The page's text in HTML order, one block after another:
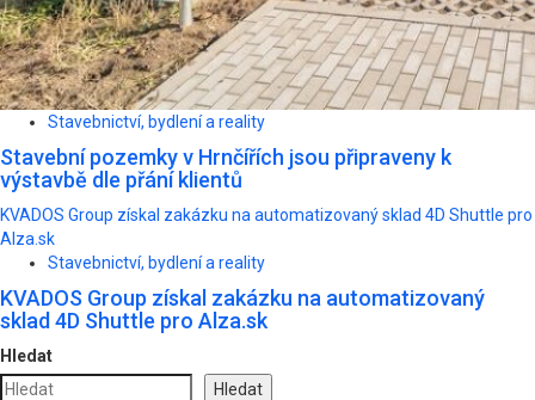
Stavebnictví, bydlení a reality
Stavební pozemky v Hrnčířích jsou připraveny k
výstavbě dle přání klientů
KVADOS Group získal zakázku na automatizovaný sklad 4D Shuttle pro
Alza.sk
Stavebnictví, bydlení a reality
KVADOS Group získal zakázku na automatizovaný
sklad 4D Shuttle pro Alza.sk
Hledat
Hledat